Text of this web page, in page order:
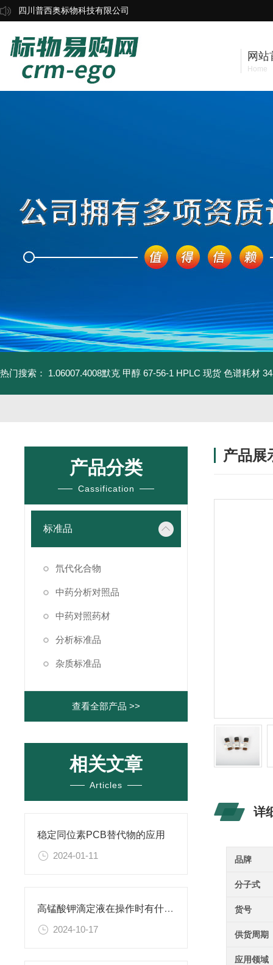
四川普西奥标物科技有限公司
网站
Home
热门搜索： 1.06007.4008默克 甲醇 67-56-1 HPLC 现货 色谱耗材
产品分类
Cassification
标准品
氘代化合物
中药分析对照品
中药对照药材
分析标准品
杂质标准品
查看全部产品 >>
相关文章
Articles
稳定同位素PCB替代物的应用
2024-01-11
高锰酸钾滴定液在操作时有什么要领可言呢？
2024-10-17
产品展
详
品牌
分子式
货号
供货周期
应用领域